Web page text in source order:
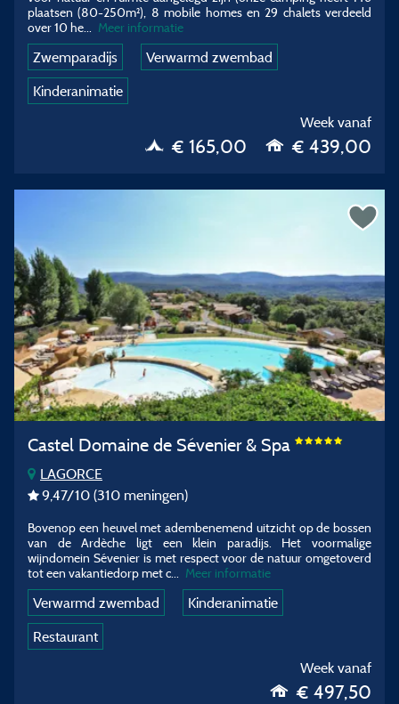
plaatsen (80-250m²), 8 mobile homes en 29 chalets verdeeld
over 10 he
Meer informatie
Zwemparadijs
Verwarmd zwembad
Kinderanimatie
Week vanaf
€ 165,00 € 439,00
Castel Domaine de Sévenier & Spa
LAGORCE
9,47/10 (310 meningen)
Bovenop een heuvel met adembenemend uitzicht op de bossen
van de Ardèche ligt een klein paradijs. Het voormalige
wijndomein Sévenier is met respect voor de natuur omgetoverd
tot een vakantiedorp met c...
Meer informatie
Verwarmd zwembad
Kinderanimatie
Restaurant
Week vanaf
€ 497,50